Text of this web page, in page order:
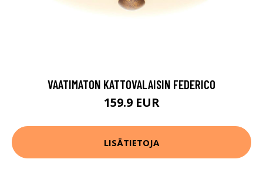
VAATIMATON KATTOVALAISIN FEDERICO
159.9 EUR
LISÄTIETOJA